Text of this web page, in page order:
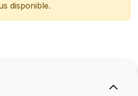
disponible.